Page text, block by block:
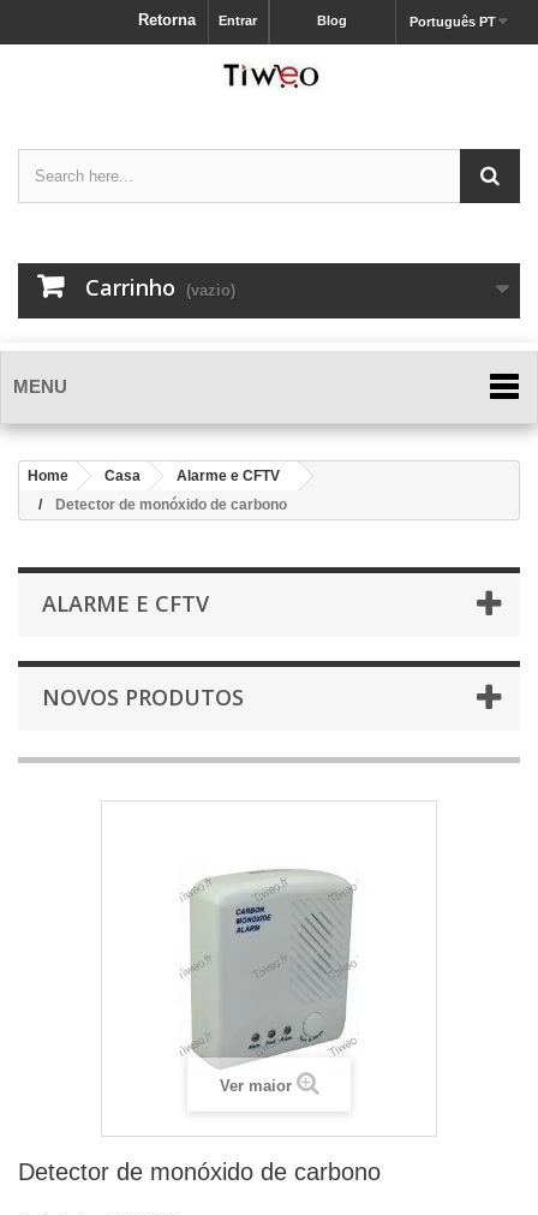
Português PT
Blog
Entrar
Retorna
Carrinho (vazio)
MENU
Home Casa
Alarme e CFTV
Detector de monóxido de carbono
ALARME E CFTV
NOVOS PRODUTOS
Ver maior
Detector de monóxido de carbono